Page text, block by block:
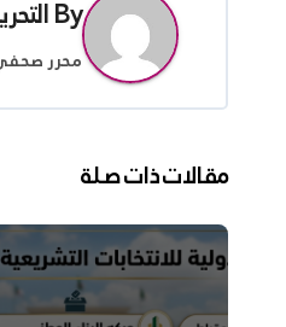
By
محرر
مقالات ذات صلة